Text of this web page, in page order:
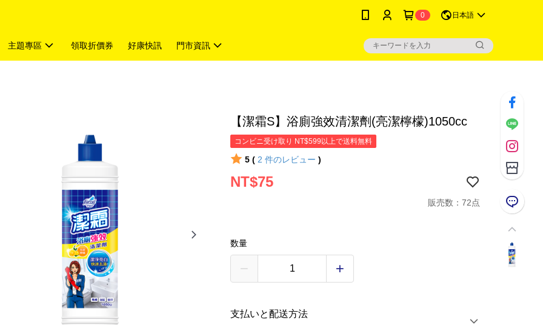
0 日本語
主題專區 領取折價券 好康快訊 門市資訊
【潔霜S】浴廁強效清潔劑(亮潔檸檬)1050cc
コンビニ受け取り NT$599以上で送料無料
5 ( 2件のレビュー )
NT$75
販売数：72点
数量
支払いと配送方法